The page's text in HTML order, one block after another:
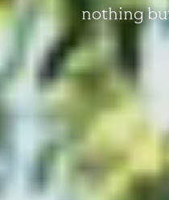
nothing